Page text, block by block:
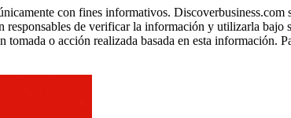
con fines informativos. Discoverbusiness.com
de verificar la información y utilizarla
o acción realizada basada en esta información.